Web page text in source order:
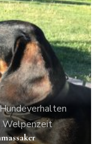
Hundeverhalten
Welpenzeit